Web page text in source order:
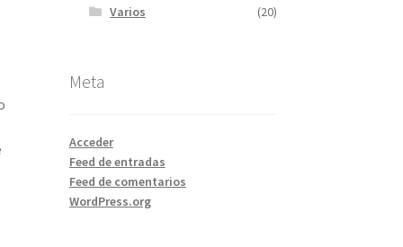
Varios
(20)
Meta
Acceder
Feed de entradas
Feed de comentarios
WordPress.org